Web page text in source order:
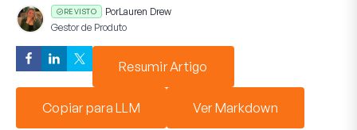
REVISTO PorLauren Drew
Gestor de Produto
Resumir Artigo
Copiar para LLM Ver Markdown